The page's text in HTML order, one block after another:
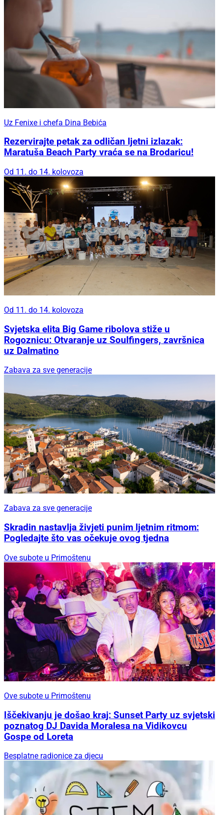
Uz Fenixe i chefa Dina Bebića
Rezervirajte petak za odličan ljetni izlazak:
Maratuša Beach Party vraća se na Brodaricu!
Od 11. do 14. kolovoza
Od 11. do 14. kolovoza
Svjetska elita Big Game ribolova stiže u
Rogoznicu: Otvaranje uz Soulfingers, završnica
uz Dalmatino
Zabava za sve generacije
Zabava za sve generacije
Skradin nastavlja živjeti punim ljetnim ritmom:
Pogledajte što vas očekuje ovog tjedna
Ove subote u Primoštenu
Ove subote u Primoštenu
Iščekivanju je došao kraj: Sunset Party uz svjetski
poznatog DJ Davida Moralesa na Vidikovcu
Gospe od Loreta
Besplatne radionice za djecu